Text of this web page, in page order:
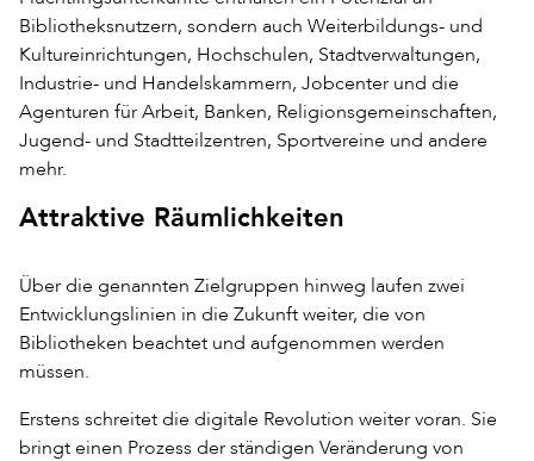
Bibliotheksnutzern, sondern auch Weiterbildungs- und
Kultureinrichtungen, Hochschulen, Stadtverwaltungen,
Industrie- und Handelskammern, Jobcenter und die
Agenturen für Arbeit, Banken, Religionsgemeinschaften,
Jugend- und Stadtteilzentren, Sportvereine und andere
mehr.
Attraktive Räumlichkeiten
Über die genannten Zielgruppen hinweg laufen zwei
Entwicklungslinien in die Zukunft weiter, die von
Bibliotheken beachtet und aufgenommen werden
müssen.
Erstens schreitet die digitale Revolution weiter voran. Sie
bringt einen Prozess der ständigen Veränderung von